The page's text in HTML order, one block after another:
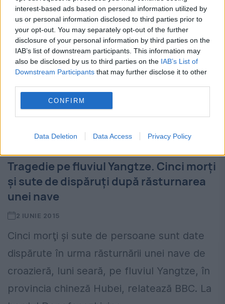
interest-based ads based on personal information utilized by
us or personal information disclosed to third parties prior to
your opt-out. You may separately opt-out of the further
disclosure of your personal information by third parties on the
IAB’s list of downstream participants. This information may
also be disclosed by us to third parties on the IAB’s List of
Downstream Participants that may further disclose it to other
CONFIRM
Data Deletion Data Access Privacy Policy
Tragedie pe fluviul Yangtze. Cinci morţi
şi sute de dispăruţi după răsturnarea
unei nave
2 IUNIE 2015
Cinci morţi şi sute de persoane sunt date
dispărute în urma răsturnării unei nave de
croazieră, luni seară, pe fluviul Yangtze, în
provincia chineză Hubei, relatează BBC. La